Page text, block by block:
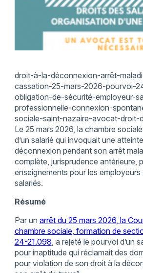
droit-à-la-déconnexion-arrêt-
cassation-25-mars-2026-pourvoi-
obligation-de-sécurité-employeur-
professionnelle-connexion-
sociale-saint-nazaire-avocat-droit-
Le 25 mars 2026, la chambre
d’un salarié qui invoquait une
déconnexion pendant son arrêt
complète, jurisprudence antérieure,
enseignements pour les
salariés.
Résumé
Par un arrêt du 25 mars 2026, la
chambre sociale, formation de
24-21.098, a rejeté le pourvoi d’un
pour inaptitude qui réclamait des
pour violation de son droit à la